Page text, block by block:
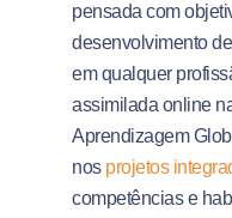
pensada com
desenvolvimento
em qualquer
assimilada online
Aprendizagem
nos projetos
competências e